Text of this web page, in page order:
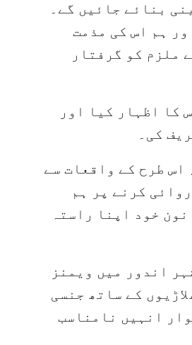
بنائے جائیں گے۔
ہم اس کی مذمت
ملزم کو گرفتار
کا اظہار کیا اور
کی۔
اس طرح کے واقعات سے
کرنے پر ہم
خود اپنا راستہ
اندور میں ویمنز
کے ساتھ جنسی
انہیں نامناسب